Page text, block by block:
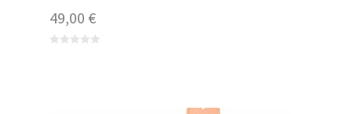
49,00 €